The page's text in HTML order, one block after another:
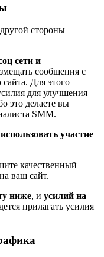
стороны
сети и
сообщения с
Для этого
для улучшения
это делаете вы
SMM.
участие
качественный
ваш сайт.
ниже, и усилий на
прилагать усилия